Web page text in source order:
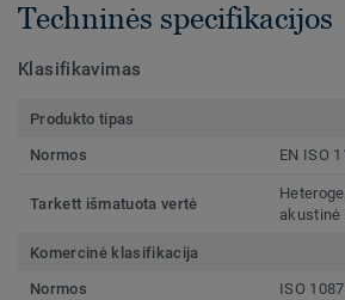
Techninės specifikacijos
Klasifikavimas
Produkto tipas
Normos
EN ISO
Tarkett išmatuota vertė
akustinė
Komercinė klasifikacija
Normos
ISO